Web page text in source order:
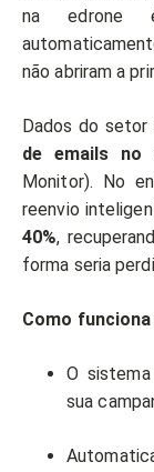
na edrone
não abriram a
Dados do setor
de emails no
Monitor). No
reenvio
40%,
forma seria
Como
O
sua